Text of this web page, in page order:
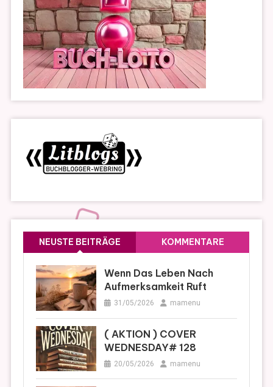
NEUSTE BEITRÄGE KOMMENTARE
Wenn Das Leben Nach
Aufmerksamkeit Ruft
31/05/2026 mamenu
( AKTION ) COVER
WEDNESDAY# 128
20/05/2026 mamenu